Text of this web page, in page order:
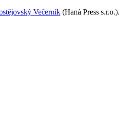
Večerník (Haná Press s.r.o.).